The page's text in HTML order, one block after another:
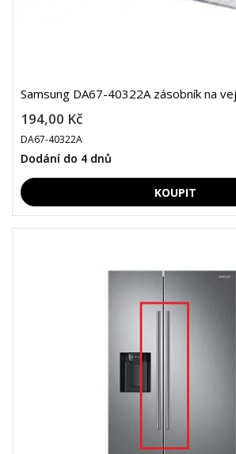
Samsung DA67-40322A zásobník na
194,00 Kč
DA67-40322A
Dodání do 4 dnů